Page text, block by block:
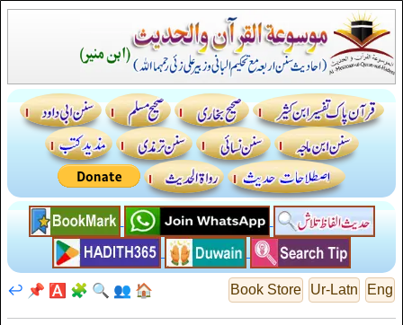
Eng
Ur-Latn
Book Store
🏠
👥
🔍
🧩
🅰️
📌
↩️